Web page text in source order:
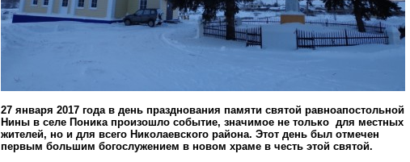
27 января 2017 года в день празднования памяти святой равноапостольной
Нины в селе Поника произошло событие, значимое не только для местных
жителей, но и для всего Николаевского района. Этот день был отмечен
первым большим богослужением в новом храме в честь этой святой.